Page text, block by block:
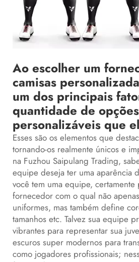
Ao escolher um
camisas
um dos principais
quantidade de opções
personalizáveis que
Esses são os elementos que
tornando-os realmente únicos e
na Fuzhou Saipulang Trading,
equipe deseja ter uma aparência
você tem uma equipe, certamente
fornecedor com o qual não
uniformes, mas também define
tamanhos etc. Talvez sua equipe
vibrantes para representar sua
escuros super modernos para
como jogadores profissionais;